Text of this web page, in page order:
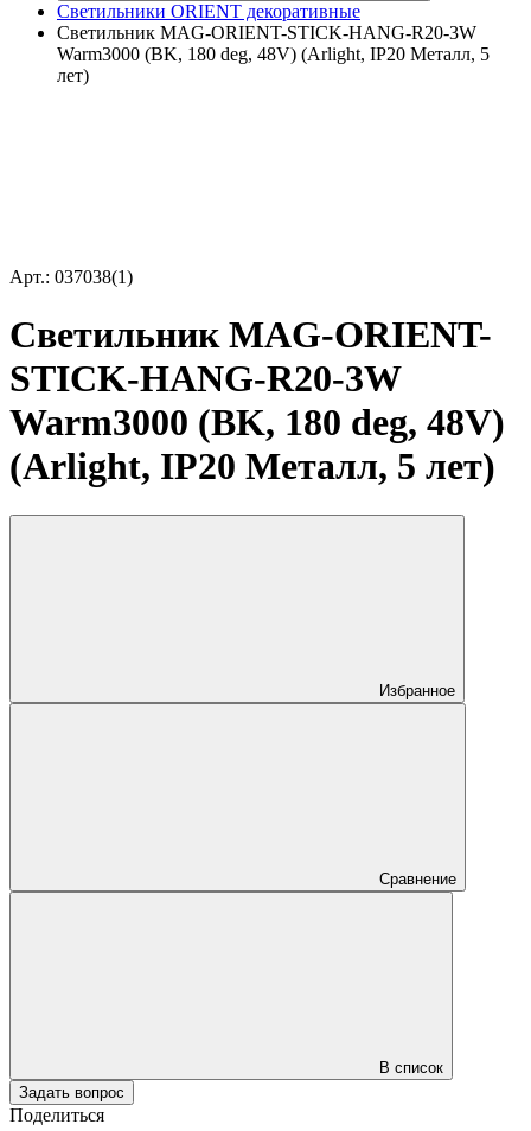
Светильники ORIENT декоративные
Светильник MAG-ORIENT-STICK-HANG-R20-3W
Warm3000 (BK, 180 deg, 48V) (Arlight, IP20 Металл, 5
лет)
Арт.: 037038(1)
Светильник MAG-ORIENT-
STICK-HANG-R20-3W
Warm3000 (BK, 180 deg, 48V)
(Arlight, IP20 Металл, 5 лет)
Избранное
Сравнение
В список
Задать вопрос
Поделиться